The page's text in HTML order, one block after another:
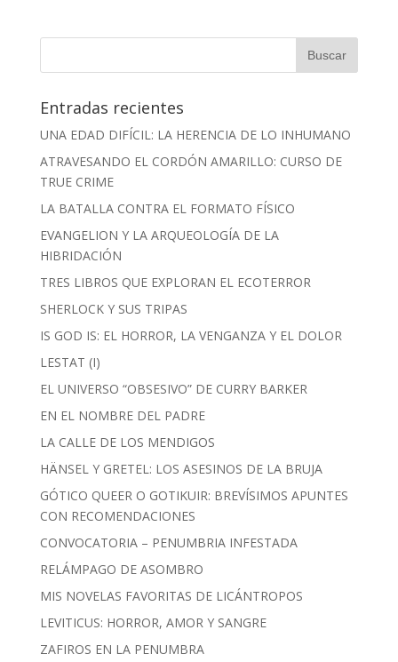
Entradas recientes
UNA EDAD DIFÍCIL: LA HERENCIA DE LO INHUMANO
ATRAVESANDO EL CORDÓN AMARILLO: CURSO DE
TRUE CRIME
LA BATALLA CONTRA EL FORMATO FÍSICO
EVANGELION Y LA ARQUEOLOGÍA DE LA
HIBRIDACIÓN
TRES LIBROS QUE EXPLORAN EL ECOTERROR
SHERLOCK Y SUS TRIPAS
IS GOD IS: EL HORROR, LA VENGANZA Y EL DOLOR
LESTAT (I)
EL UNIVERSO “OBSESIVO” DE CURRY BARKER
EN EL NOMBRE DEL PADRE
LA CALLE DE LOS MENDIGOS
HÄNSEL Y GRETEL: LOS ASESINOS DE LA BRUJA
GÓTICO QUEER O GOTIKUIR: BREVÍSIMOS APUNTES
CON RECOMENDACIONES
CONVOCATORIA – PENUMBRIA INFESTADA
RELÁMPAGO DE ASOMBRO
MIS NOVELAS FAVORITAS DE LICÁNTROPOS
LEVITICUS: HORROR, AMOR Y SANGRE
ZAFIROS EN LA PENUMBRA